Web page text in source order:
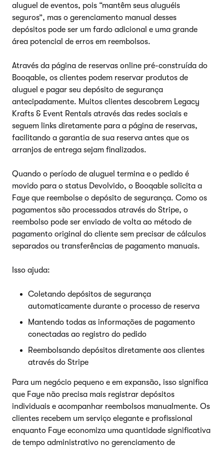
aluguel de eventos, pois “mantêm seus aluguéis
seguros”, mas o gerenciamento manual desses
depósitos pode ser um fardo adicional e uma grande
área potencial de erros em reembolsos.
Através da página de reservas online pré-construída do
Booqable, os clientes podem reservar produtos de
aluguel e pagar seu depósito de segurança
antecipadamente. Muitos clientes descobrem Legacy
Krafts & Event Rentals através das redes sociais e
seguem links diretamente para a página de reservas,
facilitando a garantia de sua reserva antes que os
arranjos de entrega sejam finalizados.
Quando o período de aluguel termina e o pedido é
movido para o status Devolvido, o Booqable solicita a
Faye que reembolse o depósito de segurança. Como os
pagamentos são processados através do Stripe, o
reembolso pode ser enviado de volta ao método de
pagamento original do cliente sem precisar de cálculos
separados ou transferências de pagamento manuais.
Isso ajuda:
Coletando depósitos de segurança
automaticamente durante o processo de reserva
Mantendo todas as informações de pagamento
conectadas ao registro do pedido
Reembolsando depósitos diretamente aos clientes
através do Stripe
Para um negócio pequeno e em expansão, isso significa
que Faye não precisa mais registrar depósitos
individuais e acompanhar reembolsos manualmente. Os
clientes recebem um serviço elegante e profissional
enquanto Faye economiza uma quantidade significativa
de tempo administrativo no gerenciamento de